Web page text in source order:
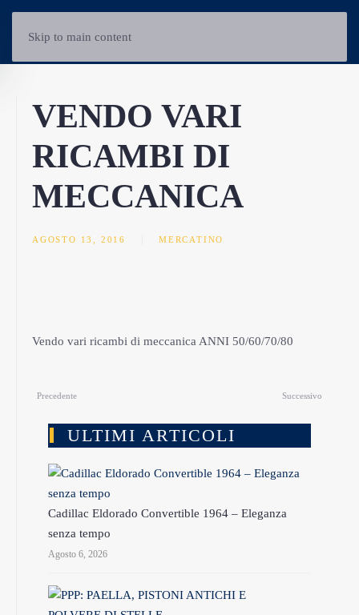
Skip to main content
VENDO VARI
RICAMBI DI
MECCANICA
AGOSTO 13, 2016 MERCATINO
Vendo vari ricambi di meccanica ANNI 50/60/70/80
Precedente Successivo
ULTIMI ARTICOLI
Cadillac Eldorado Convertible 1964 – Eleganza
senza tempo
Agosto 6, 2026